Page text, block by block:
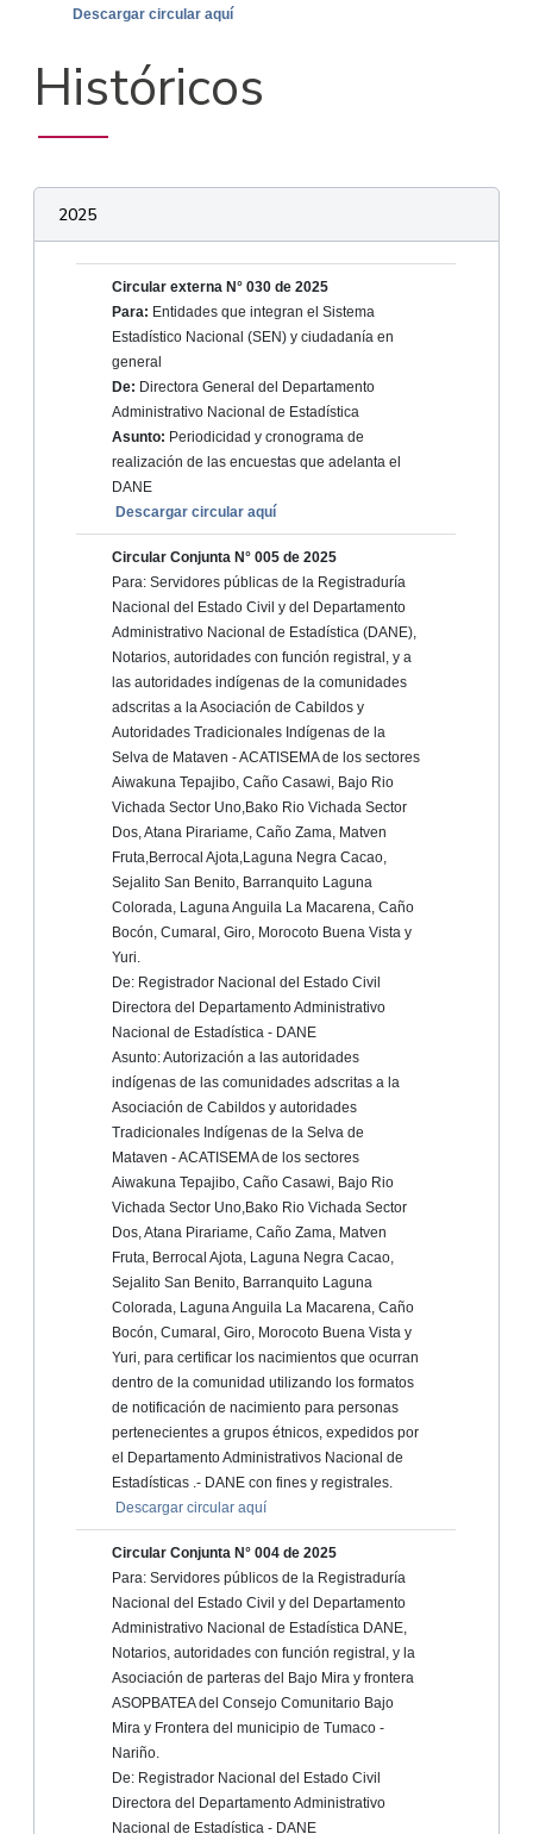
Descargar circular aquí
Históricos
2025
Circular externa N° 030 de 2025
Para: Entidades que integran el Sistema
Estadístico Nacional (SEN) y ciudadanía en
general
De: Directora General del Departamento
Administrativo Nacional de Estadística
Asunto: Periodicidad y cronograma de
realización de las encuestas que adelanta el
DANE
Descargar circular aquí
Circular Conjunta N° 005 de 2025
Para: Servidores públicas de la Registraduría
Nacional del Estado Civil y del Departamento
Administrativo Nacional de Estadística (DANE),
Notarios, autoridades con función registral, y a
las autoridades indígenas de la comunidades
adscritas a la Asociación de Cabildos y
Autoridades Tradicionales Indígenas de la
Selva de Mataven - ACATISEMA de los sectores
Aiwakuna Tepajibo, Caño Casawi, Bajo Rio
Vichada Sector Uno,Bako Rio Vichada Sector
Dos, Atana Pirariame, Caño Zama, Matven
Fruta,Berrocal Ajota,Laguna Negra Cacao,
Sejalito San Benito, Barranquito Laguna
Colorada, Laguna Anguila La Macarena, Caño
Bocón, Cumaral, Giro, Morocoto Buena Vista y
Yuri.
De: Registrador Nacional del Estado Civil
Directora del Departamento Administrativo
Nacional de Estadística - DANE
Asunto: Autorización a las autoridades
indígenas de las comunidades adscritas a la
Asociación de Cabildos y autoridades
Tradicionales Indígenas de la Selva de
Mataven - ACATISEMA de los sectores
Aiwakuna Tepajibo, Caño Casawi, Bajo Rio
Vichada Sector Uno,Bako Rio Vichada Sector
Dos, Atana Pirariame, Caño Zama, Matven
Fruta, Berrocal Ajota, Laguna Negra Cacao,
Sejalito San Benito, Barranquito Laguna
Colorada, Laguna Anguila La Macarena, Caño
Bocón, Cumaral, Giro, Morocoto Buena Vista y
Yuri, para certificar los nacimientos que ocurran
dentro de la comunidad utilizando los formatos
de notificación de nacimiento para personas
pertenecientes a grupos étnicos, expedidos por
el Departamento Administrativos Nacional de
Estadísticas .- DANE con fines y registrales.
Descargar circular aquí
Circular Conjunta N° 004 de 2025
Para: Servidores públicos de la Registraduría
Nacional del Estado Civil y del Departamento
Administrativo Nacional de Estadística DANE,
Notarios, autoridades con función registral, y la
Asociación de parteras del Bajo Mira y frontera
ASOPBATEA del Consejo Comunitario Bajo
Mira y Frontera del municipio de Tumaco -
Nariño.
De: Registrador Nacional del Estado Civil
Directora del Departamento Administrativo
Nacional de Estadística - DANE